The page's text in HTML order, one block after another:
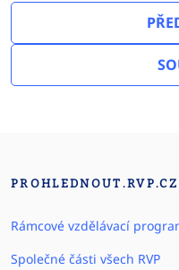
PROHLEDNOUT.RVP.CZ
Rámcové vzdělávací
Společné části všech RVP